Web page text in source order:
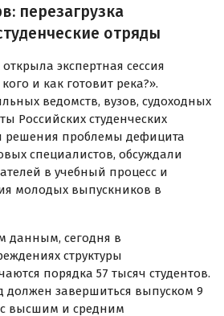
перезагрузка
отряды
экспертная сессия
и как готовит река?».
ведомств, вузов, судоходных
Российских студенческих
решения проблемы дефицита
специалистов, обсуждали
в учебный процесс и
молодых выпускников в
данным, сегодня в
структуры
порядка 57 тысяч студентов.
должен завершиться выпуском 9
высшим и средним